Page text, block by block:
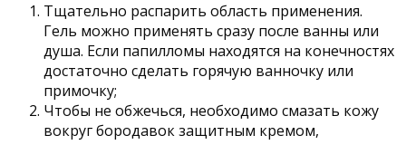
Тщательно распарить область применения.
Гель можно применять сразу после ванны или
душа. Если папилломы находятся на конечностях
достаточно сделать горячую ванночку или
примочку;
Чтобы не обжечься, необходимо смазать кожу
вокруг бородавок защитным кремом,